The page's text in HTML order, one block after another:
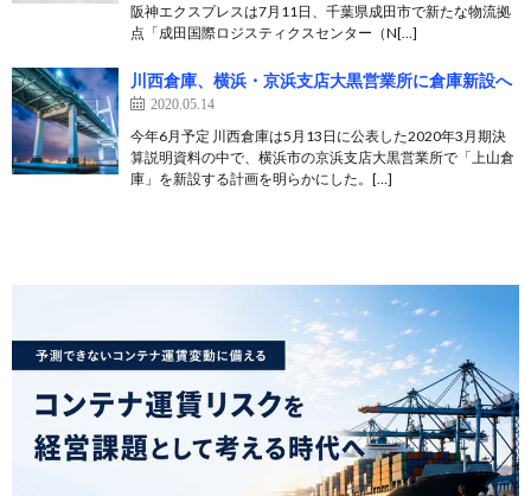
阪神エクスプレスは7月11日、千葉県成田市で新たな物流拠
点「成田国際ロジスティクスセンター（N[…]
川西倉庫、横浜・京浜支店大黒営業所に倉庫新設へ
2020.05.14
今年6月予定 川西倉庫は5月13日に公表した2020年3月期決
算説明資料の中で、横浜市の京浜支店大黒営業所で「上山倉
庫」を新設する計画を明らかにした。[…]